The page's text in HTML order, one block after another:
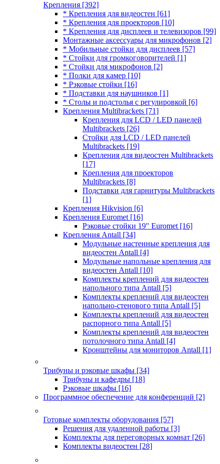
Крепления [392]
* Крепления для видеостен [61]
* Крепления для проекторов [10]
* Крепления для дисплеев и телевизоров [99]
Монтажные аксессуары для микрофонов [2]
* Мобильные стойки для дисплеев [57]
* Стойки для громкоговорителей [1]
* Стойки для микрофонов [2]
* Полки для камер [10]
* Рэковые стойки [16]
* Подставки для наушников [1]
* Столы и подстолья с регулировкой [6]
Крепления Multibrackets [71]
Крепления для LCD / LED панелей
Multibrackets [26]
Стойки для LCD / LED панелей
Multibrackets [19]
Крепления для видеостен Multibrackets
[17]
Крепления для проекторов
Multibrackets [8]
Подставки для гарнитуры Multibrackets
[1]
Крепления Hikvision [6]
Крепления Euromet [16]
Рэковые стойки 19" Euromet [16]
Крепления Antall [34]
Модульные настенные крепления для
видеостен Antall [4]
Модульные напольные крепления для
видеостен Antall [10]
Комплекты креплений для видеостен
напольного типа Antall [5]
Комплекты креплений для видеостен
напольно-стенового типа Antall [5]
Комплекты креплений для видеостен
распорного типа Antall [5]
Комплекты креплений для видеостен
потолочного типа Antall [4]
Кронштейны для мониторов Antall [1]
Трибуны и рэковые шкафы [34]
Трибуны и кафедры [18]
Рэковые шкафы [16]
Программное обеспечение для конференций [2]
Готовые комплекты оборудования [57]
Решения для удаленной работы [3]
Комплекты для переговорных комнат [26]
Комплекты видеостен [28]